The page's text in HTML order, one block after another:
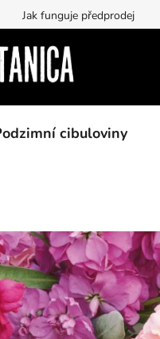
Jak funguje předprodej
cibuloviny